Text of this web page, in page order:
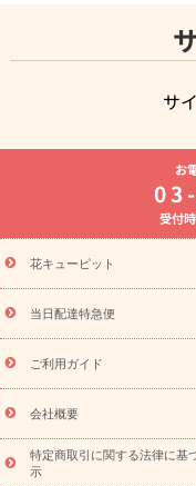
サ
よく贈られる花
お
8月の誕生花(トルコキ
お供え・お
通夜
ーブドフラワー
季節の
特集
お盆 花（新盆・初
盆・初盆）
お盆 花（
フト
お盆・お供え プ
レゼント特集
夏の花
敬老の日におくる花ギ
花ギフト・プレゼント特
老の日 花鉢植えのギフト
フト・プレゼント特集
ペーン
「きょう誕生日
お
受付
花キューピット
当日配達特急便
ご利用ガイド
会社概要
特定商取引に関する法律に基
示